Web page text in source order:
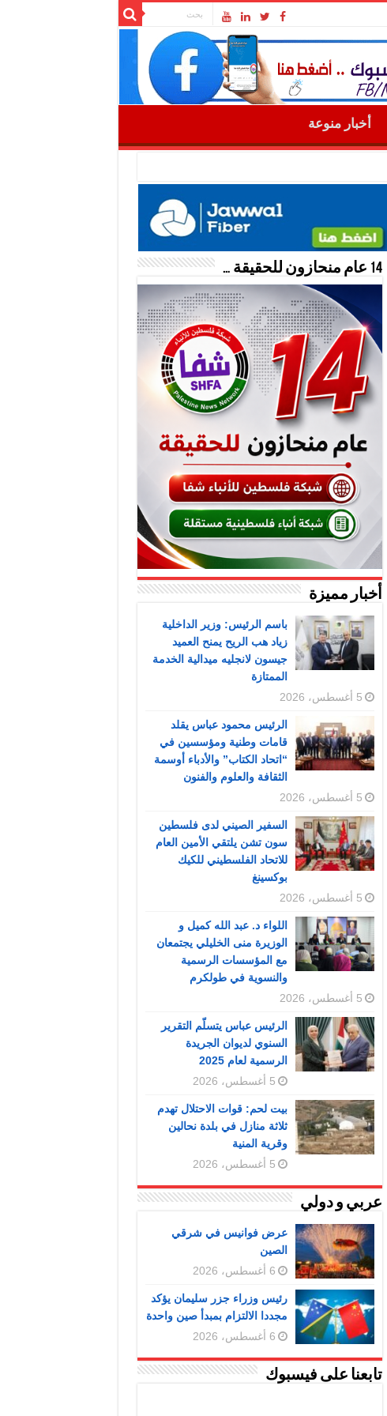
أخبار منوعة
14 عام منحازون للحقيقة …
أخبار مميزة
باسم الرئيس: وزير الداخلية
زياد هب الريح يمنح العميد
جيسون لانجليه ميدالية الخدمة
الممتازة
5 أغسطس، 2026
الرئيس محمود عباس يقلد
قامات وطنية ومؤسسين في
“اتحاد الكتاب” والأدباء أوسمة
الثقافة والعلوم والفنون
5 أغسطس، 2026
السفير الصيني لدى فلسطين
سون تشن يلتقي الأمين العام
للاتحاد الفلسطيني للكيك
بوكسينغ
5 أغسطس، 2026
اللواء د. عبد الله كميل و
الوزيرة منى الخليلي يجتمعان
مع المؤسسات الرسمية
والنسوية في طولكرم
5 أغسطس، 2026
الرئيس عباس يتسلّم التقرير
السنوي لديوان الجريدة
الرسمية لعام 2025
5 أغسطس، 2026
بيت لحم: قوات الاحتلال تهدم
ثلاثة منازل في بلدة نحالين
وقرية المنية
5 أغسطس، 2026
عربي و دولي
عرض فوانيس في شرقي
الصين
6 أغسطس، 2026
رئيس وزراء جزر سليمان يؤكد
مجددا الالتزام بمبدأ صين واحدة
6 أغسطس، 2026
تابعنا على فيسبوك